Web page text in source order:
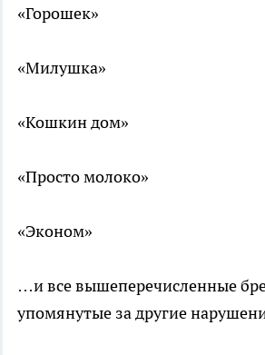
«Горошек»
«Милушка»
«Кошкин дом»
«Просто молоко»
«Эконом»
…и все вышеперечисленные
упомянутые за другие